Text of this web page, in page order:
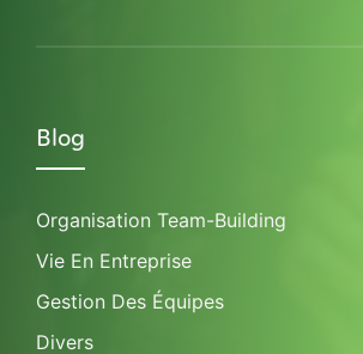
Blog
Organisation Team-Building
Vie En Entreprise
Gestion Des Équipes
Divers